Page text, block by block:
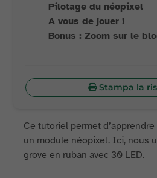
Pilotage du néopixel
A vous de jouer !
Bonus : Zoom sur le
Stampa la
Ce tutoriel permet
un module néopixel. Ici, nous
grove en ruban avec 30 LED.